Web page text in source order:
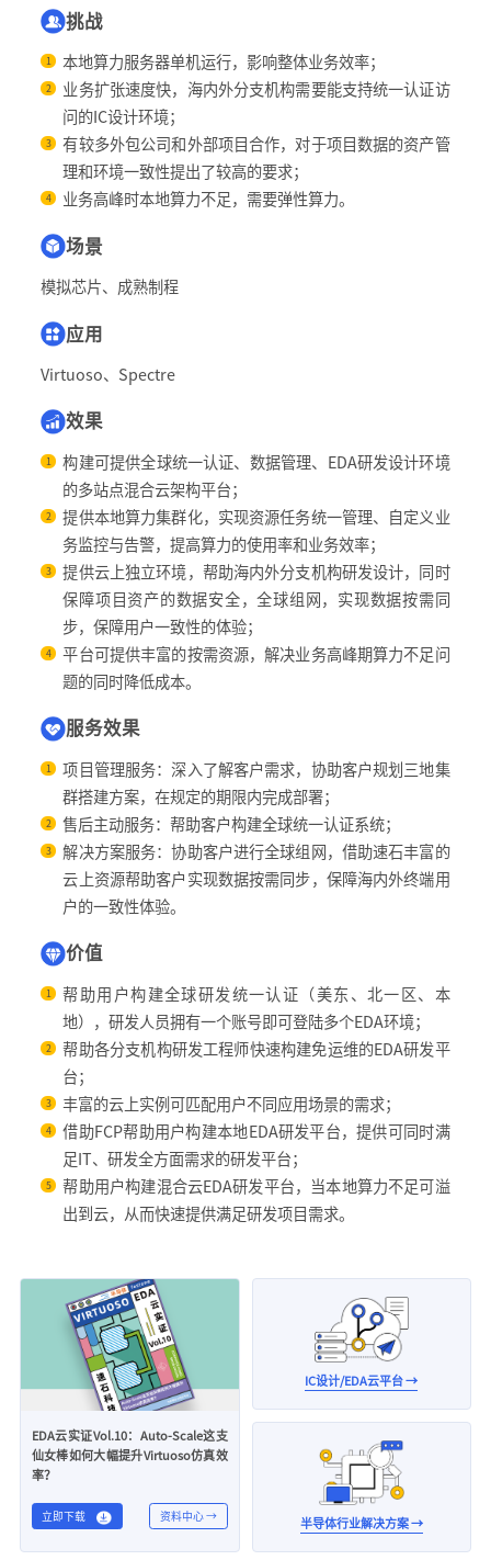
挑战
1 本地算力服务器单机运行，影响整体业务效率；
2
业务扩张速度快，海内外分支机构需要能支持统一认证访
问的IC设计环境；
3
有较多外包公司和外部项目合作，对于项目数据的资产管
理和环境一致性提出了较高的要求；
4 业务高峰时本地算力不足，需要弹性算力。
场景
模拟芯片、成熟制程
应用
Virtuoso、Spectre
效果
1
构建可提供全球统一认证、数据管理、EDA研发设计环境
的多站点混合云架构平台；
2
提供本地算力集群化，实现资源任务统一管理、自定义业
务监控与告警，提高算力的使用率和业务效率；
3
提供云上独立环境，帮助海内外分支机构研发设计，同时
保障项目资产的数据安全，全球组网，实现数据按需同
步，保障用户一致性的体验；
4
平台可提供丰富的按需资源，解决业务高峰期算力不足问
题的同时降低成本。
服务效果
1
项目管理服务：深入了解客户需求，协助客户规划三地集
群搭建方案，在规定的期限内完成部署；
2 售后主动服务：帮助客户构建全球统一认证系统；
3
解决方案服务：协助客户进行全球组网，借助速石丰富的
云上资源帮助客户实现数据按需同步，保障海内外终端用
户的一致性体验。
价值
1
帮助用户构建全球研发统一认证（美东、北一区、本
地），研发人员拥有一个账号即可登陆多个EDA环境；
2
帮助各分支机构研发工程师快速构建免运维的EDA研发平
台；
3 丰富的云上实例可匹配用户不同应用场景的需求；
4
借助FCP帮助用户构建本地EDA研发平台，提供可同时满
足IT、研发全方面需求的研发平台；
5
帮助用户构建混合云EDA研发平台，当本地算力不足可溢
出到云，从而快速提供满足研发项目需求。
EDA云实证Vol.10：Auto-Scale这支
仙女棒如何大幅提升Virtuoso仿真效
率？
立即下载 资料中心 →
IC设计/EDA云平台 →
半导体行业解决方案 →